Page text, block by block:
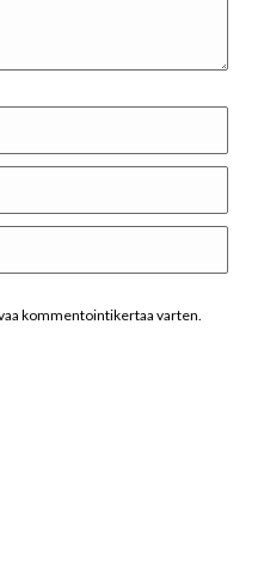
kommentointikertaa varten.